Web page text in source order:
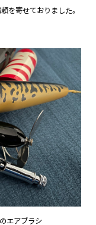
を寄せておりました。
エアブラシ